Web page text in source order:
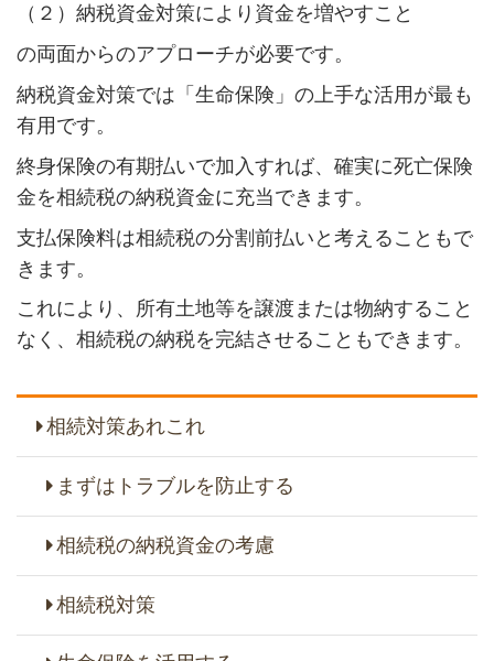
（２）納税資金対策により資金を増やすこと
の両面からのアプローチが必要です。
納税資金対策では「生命保険」の上手な活用が最も
有用です。
終身保険の有期払いで加入すれば、確実に死亡保険
金を相続税の納税資金に充当できます。
支払保険料は相続税の分割前払いと考えることもで
きます。
これにより、所有土地等を譲渡または物納すること
なく、相続税の納税を完結させることもできます。
相続対策あれこれ
まずはトラブルを防止する
相続税の納税資金の考慮
相続税対策